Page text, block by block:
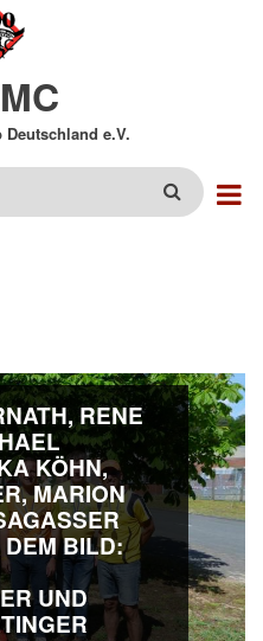
Deutschland e.V.
RENE
KÖHN,
MARION
DEM BILD:
UND